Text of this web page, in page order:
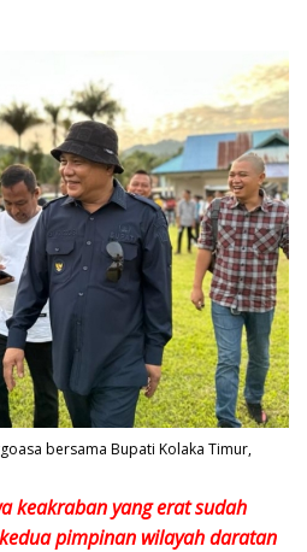
bersama Bupati Kolaka Timur,
keakraban yang erat sudah
pimpinan wilayah daratan